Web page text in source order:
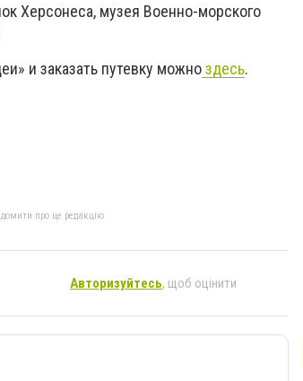
Херсонеса, музея Военно-морского
и заказать путевку можноздесь.
про це редакцію
Авторизуйтесь, щоб оцінити